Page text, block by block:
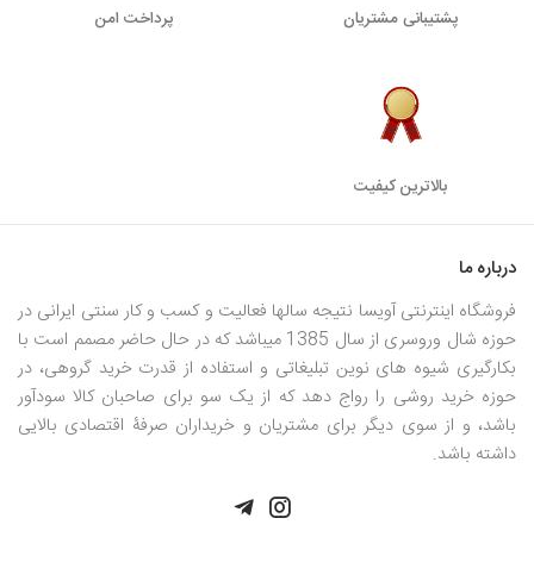
پشتیبانی مشتریان پرداخت امن
بالاترین کیفیت
درباره ما
فروشگاه اینترنتی آویسا نتیجه سالها فعالیت و کسب و کار سنتی ایرانی در
حوزه شال وروسری از سال 1385 میباشد که در حال حاضر مصمم است با
بکارگیری شیوه های نوین تبلیغاتی و استفاده از قدرت خرید گروهی، در
حوزه خرید روشی را رواج دهد که از یک سو برای صاحبان کالا سودآور
باشد، و از سوی دیگر برای مشتریان و خریداران صرفۀ اقتصادی بالایی
داشته باشد.